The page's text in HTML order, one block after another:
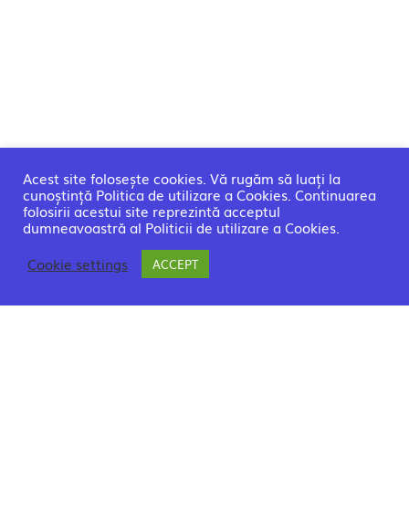
Acest site folosește cookies. Vă rugăm să luați la
cunoștință Politica de utilizare a Cookies. Continuarea
folosirii acestui site reprezintă acceptul
dumneavoastră al Politicii de utilizare a Cookies.
Cookie settings
ACCEPT